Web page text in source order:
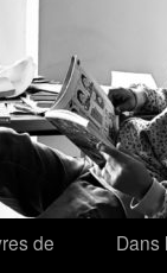
de
Dans